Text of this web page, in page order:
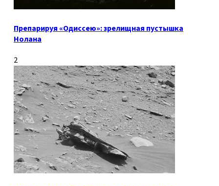
Препарируя «Одиссею»: зрелищная пустышка
Нолана
2